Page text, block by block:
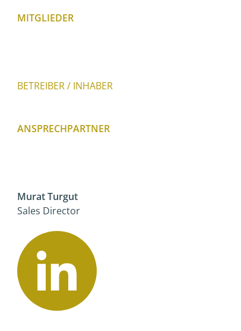
MITGLIEDER
BETREIBER / INHABER
ANSPRECHPARTNER
Murat Turgut
Sales Director